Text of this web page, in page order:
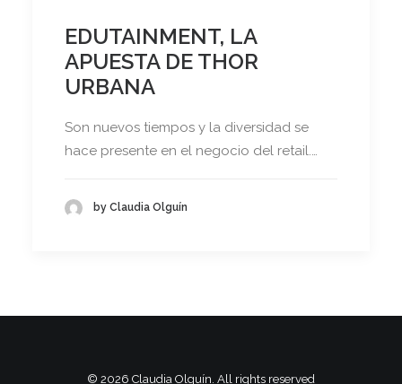
EDUTAINMENT, LA
APUESTA DE THOR
URBANA
Son nuevos tiempos y la diversidad se
hace presente en el negocio del retail.…
by Claudia Olguín
© 2026 Claudia Olguín. All rights reserved